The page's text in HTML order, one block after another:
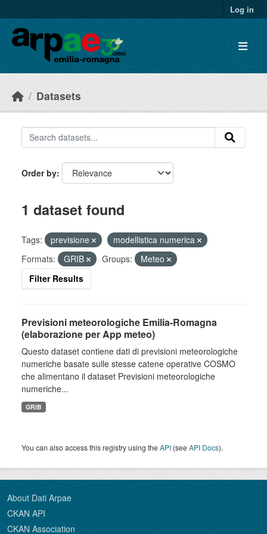
Log in
Datasets
Order by
1 dataset found
Tags: previsione
modellistica numerica
Formats:
GRIB Groups:
Meteo
Filter Results
Previsioni meteorologiche Emilia-Romagna
(elaborazione per App meteo)
Questo dataset contiene dati di previsioni meteorologiche
numeriche basate sulle stesse catene operative COSMO
che alimentano il dataset Previsioni meteorologiche
numeriche...
GRIB
You can also access this registry using theAPI (seeAPI Docs).
About Dati Arpae
CKAN API
CKAN Association